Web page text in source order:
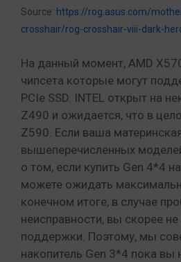
Source: https://rog.asus.com/
crosshair/rog-crosshair-viii-dark-
На данный момент, AMD
чипсета которые могут
PCIe SSD. INTEL открыт на
Z490 и ожидается, что в
Z590. Если ваша
вышеперечисленных
о том, если купить Gen 4*4
можете ожидать
конечном итоге, в случае
неисправности, вы скорее не
поддержки. Поэтому, мы
накопитель Gen 3*4 пока вы